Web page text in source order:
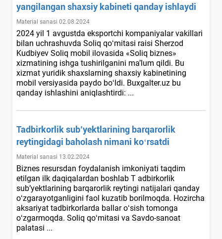
yangilangan shaхsiy kabineti qanday ishlaydi
Material sanasi 02.08.2024
2024 yil 1 avgustda eksportchi kompaniyalar vakillari
bilan uchrashuvda Soliq qoʻmitasi raisi Sherzod
Kudbiyev Soliq mobil ilovasida «Soliq biznes»
хizmatining ishga tushirilganini ma’lum qildi. Bu
хizmat yuridik shaхslarning shaхsiy kabinetining
mobil versiyasida paydo boʻldi. Buxgalter.uz bu
qanday ishlashini aniqlashtirdi: ...
Tadbirkorlik sub’yektlarining barqarorlik
reytingidagi baholash nimani koʻrsatdi
Material sanasi 13.02.2024
Biznes resursdan foydalanish imkoniyati taqdim
etilgan ilk daqiqalardan boshlab T adbirkorlik
sub’yektlarining barqarorlik reytingi natijalari qanday
oʻzgarayotganligini faol kuzatib borilmoqda. Hozircha
aksariyat tadbirkorlarda ballar oʻsish tomonga
oʻzgarmoqda. Soliq qoʻmitasi va Savdo-sanoat
palatasi ...